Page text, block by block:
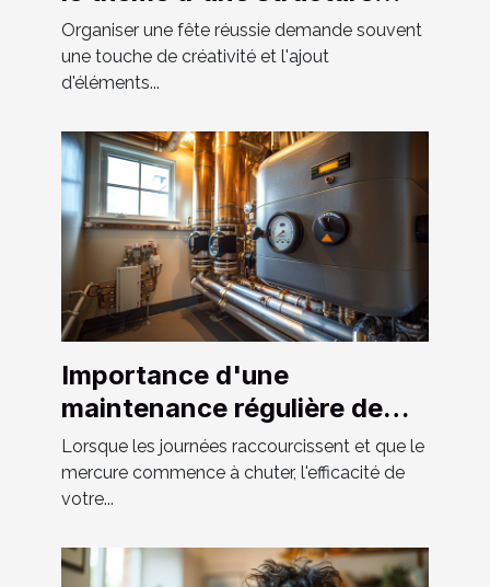
gonflable pour votre fête
Organiser une fête réussie demande souvent
une touche de créativité et l'ajout
d'éléments...
Importance d'une
maintenance régulière de
votre système de chauffage
et tuyauterie
Lorsque les journées raccourcissent et que le
mercure commence à chuter, l'efficacité de
votre...